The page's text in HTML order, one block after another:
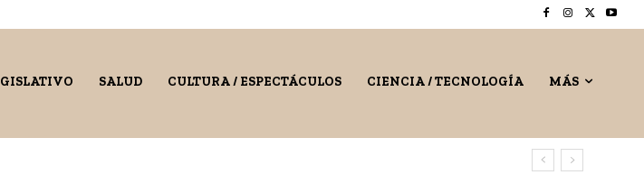
SALUD CULTURA / ESPECTÁCULOS CIENCIA / TECNOLOGÍA MÁS